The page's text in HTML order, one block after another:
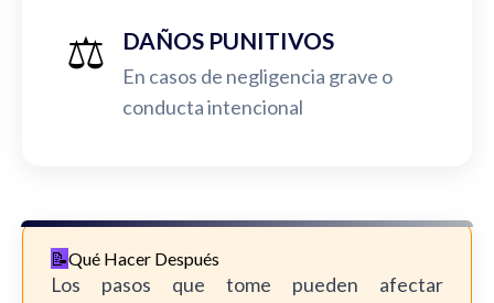
⚖️ DAÑOS PUNITIVOS
En casos de negligencia grave o
conducta intencional
Qué Hacer Después
Los pasos que tome pueden afectar